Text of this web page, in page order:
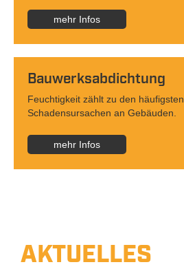
mehr Infos
Bauwerksabdichtung
Feuchtigkeit zählt zu den häufigsten
Schadensursachen an Gebäuden.
mehr Infos
AKTUELLES